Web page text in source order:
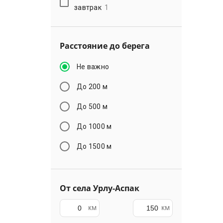
завтрак 1
Расстояние до берега
Не важно
До 200 м
До 500 м
До 1000 м
До 1500 м
От села Урлу-Аспак
км км